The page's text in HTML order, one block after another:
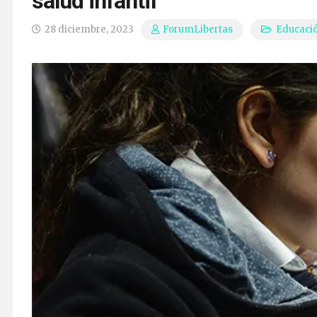
28 diciembre, 2023 ForumLibertas